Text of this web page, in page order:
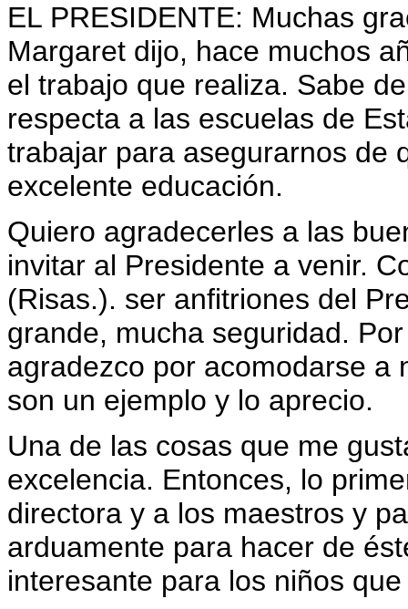
EL PRESIDENTE: Muchas
Margaret dijo, hace muchos
el trabajo que realiza. Sabe
respecta a las escuelas de
trabajar para asegurarnos de
excelente educación.
Quiero agradecerles a las
invitar al Presidente a venir.
(Risas.). ser anfitriones del
grande, mucha seguridad.
agradezco por acomodarse a
son un ejemplo y lo aprecio.
Una de las cosas que me
excelencia. Entonces, lo
directora y a los maestros y
arduamente para hacer de
interesante para los niños